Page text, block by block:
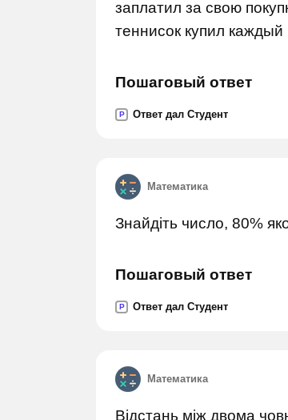
заплатил за свою
теннисок купил каждый
Пошаговый ответ
P Ответ дал Студент
Математика
Знайдіть число, 80%
Пошаговый ответ
P Ответ дал Студент
Математика
Відстань між двома